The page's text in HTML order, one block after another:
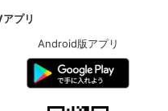
プリ
Android版アプリ